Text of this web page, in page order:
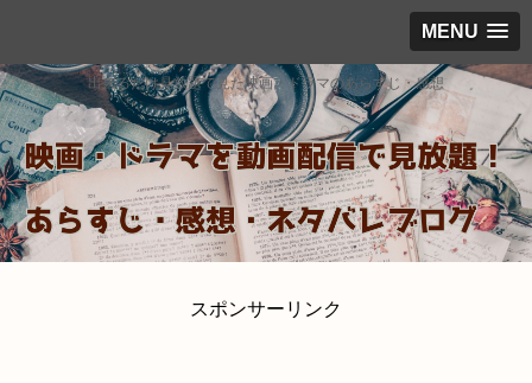
MENU
出来るだけ見放題で見た映画・ドラマのあらすじ・感想
スポンサーリンク